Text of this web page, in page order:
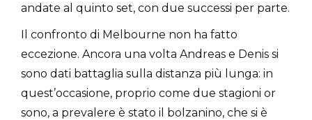
andate al quinto set, con due successi per parte.
Il confronto di Melbourne non ha fatto
eccezione. Ancora una volta Andreas e Denis si
sono dati battaglia sulla distanza più lunga: in
quest’occasione, proprio come due stagioni or
sono, a prevalere è stato il bolzanino, che si è